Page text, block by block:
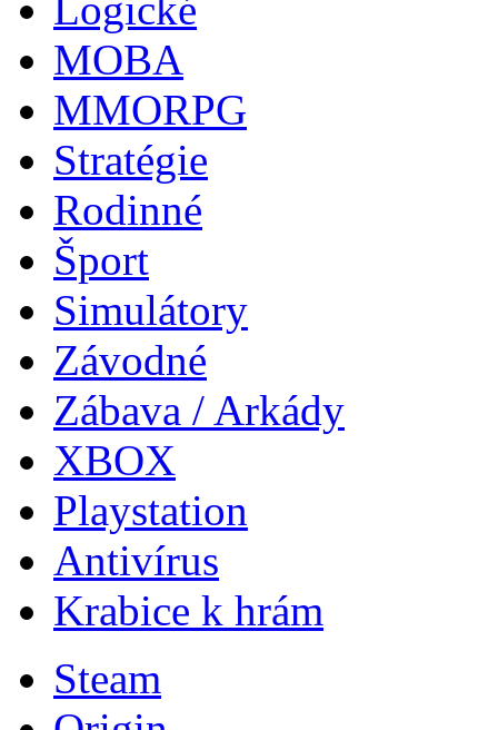
MOBA
MMORPG
Stratégie
Rodinné
Šport
Simulátory
Závodné
Zábava / Arkády
XBOX
Playstation
Antivírus
Krabice k hrám
Steam